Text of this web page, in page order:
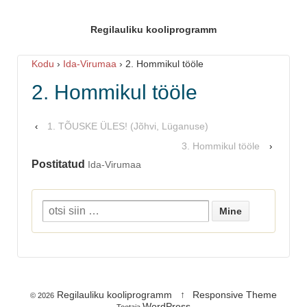
Regilauliku kooliprogramm
Kodu › Ida-Virumaa › 2. Hommikul tööle
2. Hommikul tööle
‹
1. TÕUSKE ÜLES! (Jõhvi, Lüganuse)
3. Hommikul tööle
›
Postitatud Ida-Virumaa
© 2026Regilauliku kooliprogramm ↑ Responsive Theme